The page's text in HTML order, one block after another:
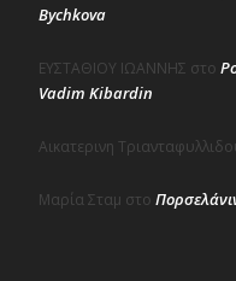
Bychkova
ΕΥΣΤΑΘΙΟΥ ΙΩΑΝΝΗΣ στο
Vadim Kibardin
Αικατερινη
Μαρία Σταμ στο